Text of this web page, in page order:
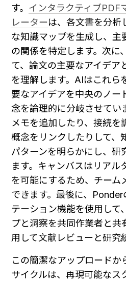
す。 インタラクティブPDF
レーターは、各文書を分析
な知識マップを生成し、主
の関係を特定します。次に
て、論文の主要なアイデア
を理解します。AIはこれら
要なアイデアを中央のノー
念を論理的に分岐させてい
メモを追加したり、接続を
概念をリンクしたりして、
パターンを明らかにし、研
ます。キャンバスはリアル
を可能にするため、チーム
できます。最後に、
テーション機能を使用して
プと洞察を共同作業者と共
用して文献レビューと研究
この簡潔なアップロードか
サイクルは、再現可能なス